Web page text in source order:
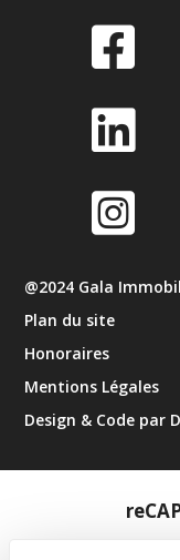



@2024 Gala
Plan du site
Honoraires
Mentions Légales
Design & Code par